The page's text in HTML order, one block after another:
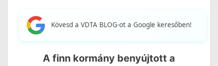
Kövesd a VDTA BLOG-ot a Google keresőben!
A finn kormány benyújtott a